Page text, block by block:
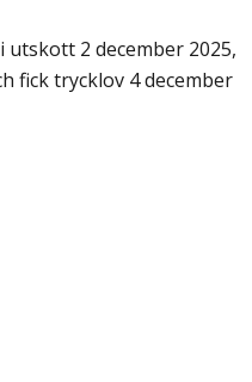
2 december 2025,
fick trycklov 4 december